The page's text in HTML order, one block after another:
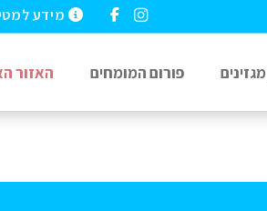
מידע
פורום המומחים האזור